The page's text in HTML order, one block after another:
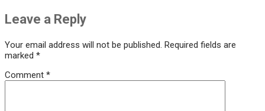
Leave a Reply
Your email address will not be published. Required fields are
marked *
Comment *